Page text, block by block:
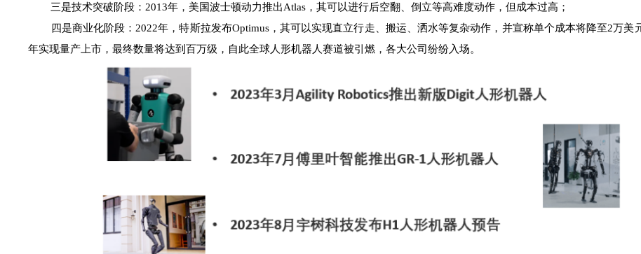
三是技术突破阶段：2013年，美国波士顿动力推出Atlas，其可以进行后空翻、倒立等高难度动作，但成本过高；
四是商业化阶段：2022年，特斯拉发布Optimus，其可以实现直立行走、搬运、洒水等复杂动作，并宣称单个成本将降至2万美
年实现量产上市，最终数量将达到百万级，自此全球人形机器人赛道被引燃，各大公司纷纷入场。